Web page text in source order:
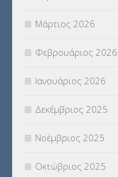
(18)
ΣΥΝΤΑΞΕΙΣ(12)
ΣΧΟΛΙΚΟΙ ΣΥΜΒΟΥΛΟΙ
ΥΠΕΡΑΡΙΘΜΟΙ(1)
ΥΠΟΤΡΟΦΙΕΣ(28)
Μάρτιος 2026
Φεβρουάριος 2026
Ιανουάριος 2026
Δεκέμβριος 2025
Νοέμβριος 2025
Οκτώβριος 2025